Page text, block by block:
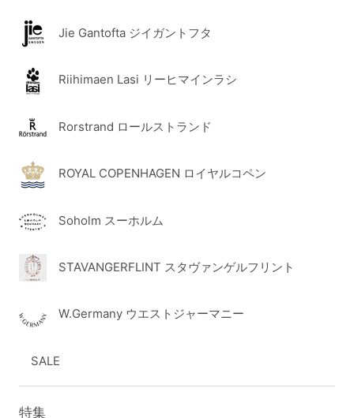
Jie Gantofta ジイガントフタ
Riihimaen Lasi リーヒマインラシ
Rorstrand ロールストランド
ROYAL COPENHAGEN ロイヤルコペン
Soholm スーホルム
STAVANGERFLINT スタヴァンゲルフリント
W.Germany ウエストジャーマニー
SALE
特集